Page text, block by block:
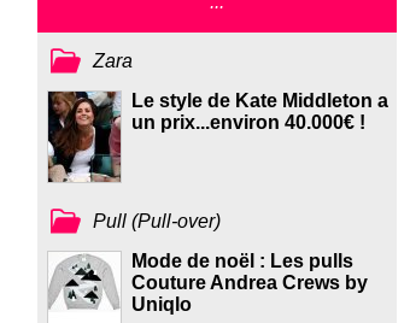
Zara
Le style de Kate Middleton a
un prix...environ 40.000€ !
Pull (Pull-over)
Mode de noël : Les pulls
Couture Andrea Crews by
Uniqlo